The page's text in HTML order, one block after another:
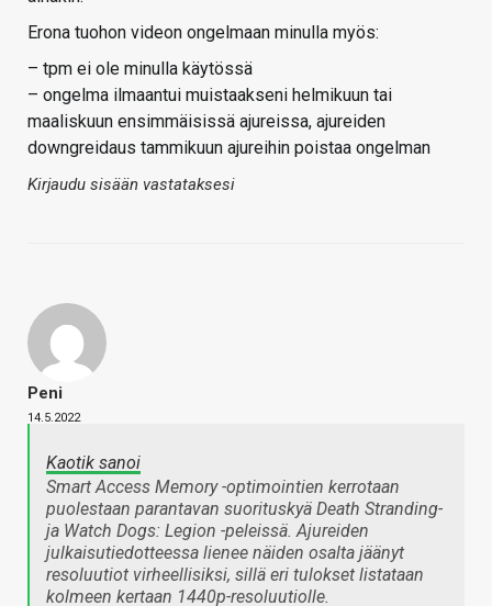
Erona tuohon videon ongelmaan minulla myös:
– tpm ei ole minulla käytössä
– ongelma ilmaantui muistaakseni helmikuun tai
maaliskuun ensimmäisissä ajureissa, ajureiden
downgreidaus tammikuun ajureihin poistaa ongelman
Kirjaudu sisään vastataksesi
Peni
14.5.2022
Kaotik sanoi
Smart Access Memory -optimointien kerrotaan
puolestaan parantavan suorituskyä Death Stranding-
ja Watch Dogs: Legion -peleissä. Ajureiden
julkaisutiedotteessa lienee näiden osalta jäänyt
resoluutiot virheellisiksi, sillä eri tulokset listataan
kolmeen kertaan 1440p-resoluutiolle.